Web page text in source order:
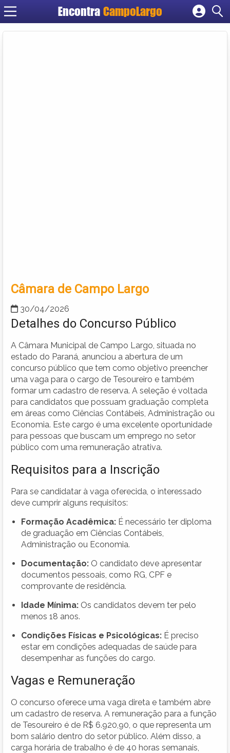
Encontra CampoLargo
Cadastrar empresa
Câmara de Campo Largo
30/04/2026
Detalhes do Concurso Público
A Câmara Municipal de Campo Largo, situada no
estado do Paraná, anunciou a abertura de um
concurso público que tem como objetivo preencher
uma vaga para o cargo de Tesoureiro e também
formar um cadastro de reserva. A seleção é voltada
para candidatos que possuam graduação completa
em áreas como Ciências Contábeis, Administração ou
Economia. Este cargo é uma excelente oportunidade
para pessoas que buscam um emprego no setor
público com uma remuneração atrativa.
Requisitos para a Inscrição
Para se candidatar à vaga oferecida, o interessado
deve cumprir alguns requisitos:
Formação Acadêmica: É necessário ter diploma
de graduação em Ciências Contábeis,
Administração ou Economia.
Documentação: O candidato deve apresentar
documentos pessoais, como RG, CPF e
comprovante de residência.
Idade Mínima: Os candidatos devem ter pelo
menos 18 anos.
Condições Físicas e Psicológicas: É preciso
estar em condições adequadas de saúde para
desempenhar as funções do cargo.
Vagas e Remuneração
O concurso oferece uma vaga direta e também abre
um cadastro de reserva. A remuneração para a função
de Tesoureiro é de R$ 6.920,90, o que representa um
bom salário dentro do setor público. Além disso, a
carga horária de trabalho é de 40 horas semanais,